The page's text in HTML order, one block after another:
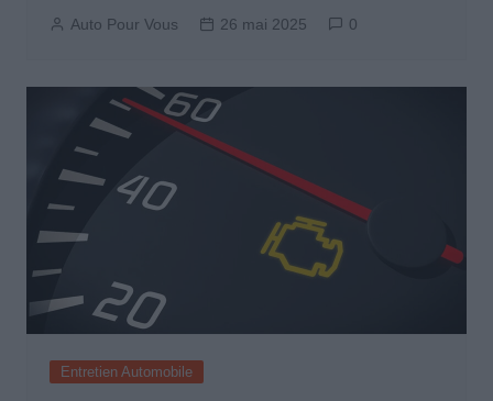
Auto Pour Vous 26 mai 2025 0
Entretien Automobile